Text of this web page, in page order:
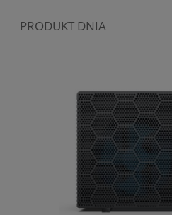
PRODUKT DNIA